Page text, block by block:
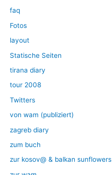
faq
Fotos
layout
Statische Seiten
tirana diary
tour 2008
Twitters
von wam (publiziert)
zagreb diary
zum buch
zur kosov@ & balkan sunflowers